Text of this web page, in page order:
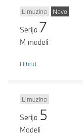
Limuzina Novo
Serija 7
M modeli
Hibrid
Limuzina
Serija 5
Modeli